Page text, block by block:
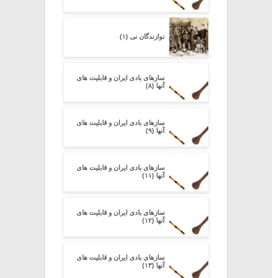
نوازندگان نی (۱)
سازهای بادی ایران و قابلیت های
آنها (۸)
سازهای بادی ایران و قابلیت های
آنها (۹)
سازهای بادی ایران و قابلیت های
آنها (۱۱)
سازهای بادی ایران و قابلیت های
آنها (۱۲)
سازهای بادی ایران و قابلیت های
آنها (۱۳)